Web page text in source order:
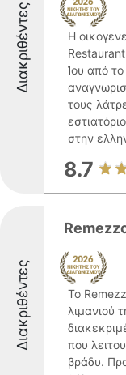
Διακριθέντες
Η
Restaurant
Ίου από
τους
στην
8.7
Διακριθέντες
Το
λιμανιού
που
βράδυ.